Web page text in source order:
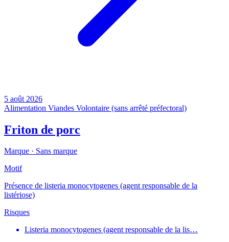
5 août 2026
Alimentation Viandes Volontaire (sans arrêté préfectoral)
Friton de porc
Marque · Sans marque
Motif
Présence de listeria monocytogenes (agent responsable de la
listériose)
Risques
Listeria monocytogenes (agent responsable de la lis…